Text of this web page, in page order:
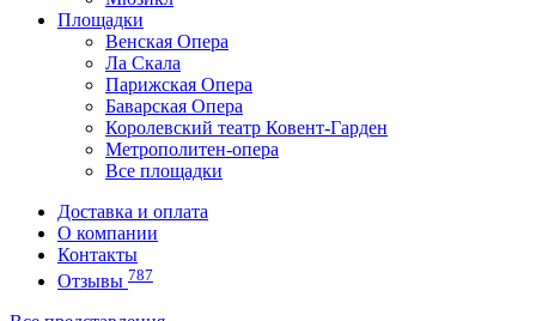
Площадки
Венская Опера
Ла Скала
Парижская Опера
Баварская Опера
Королевский театр Ковент-Гарден
Метрополитен-опера
Все площадки
Доставка и оплата
О компании
Контакты
Отзывы 787